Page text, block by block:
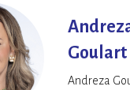
Goulart
Andreza